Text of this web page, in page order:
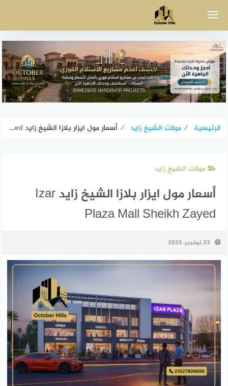
الرئيسية ⁄ مولات الشيخ زايد ⁄ أسعار مول ايزار بلازا الشيخ زايد Izar Plaza Mall Sheikh Zayed
مولات الشيخ زايد
أسعار مول ايزار بلازا الشيخ زايد Izar
Plaza Mall Sheikh Zayed
23 نوفمبر، 2025